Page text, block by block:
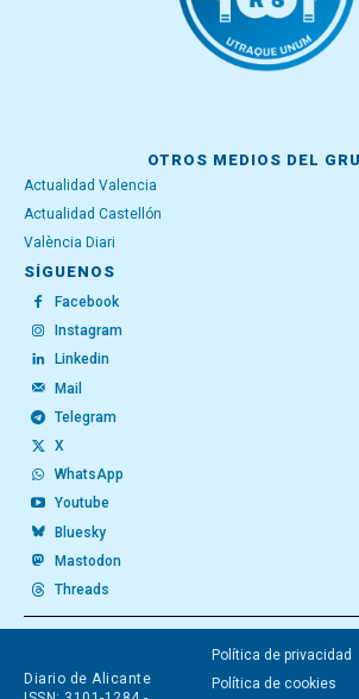
OTROS MEDIOS DEL
Actualidad Valencia
Actualidad Castellón
València Diari
SÍGUENOS
Facebook
Instagram
Linkedin
Mail
Telegram
X
WhatsApp
Youtube
Bluesky
Mastodon
Threads
Diario de Alicante
Política de privacidad
Política de cookies